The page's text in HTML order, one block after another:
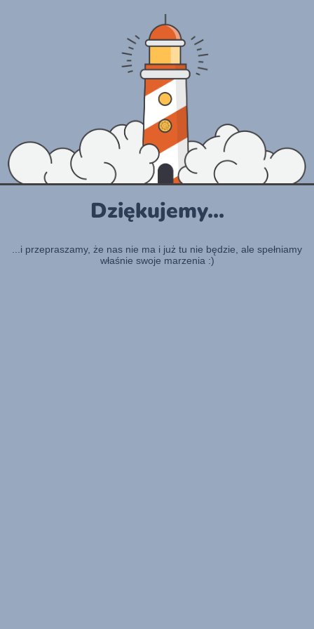
Dziękujemy...
...i przepraszamy, że nas nie ma i już tu nie będzie, ale spełniamy
właśnie swoje marzenia :)